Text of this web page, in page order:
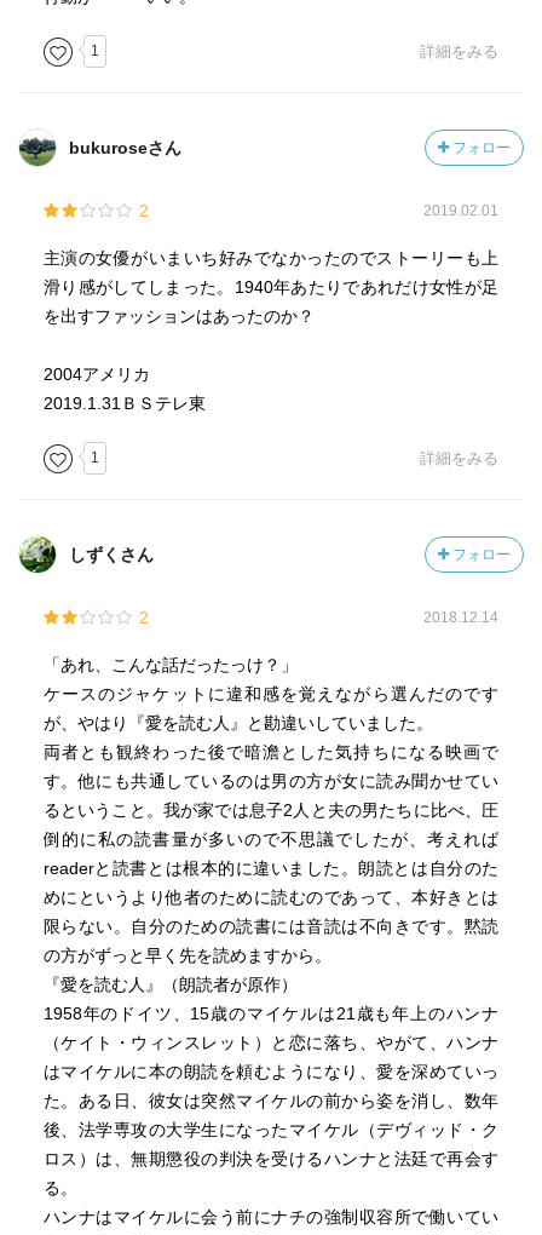
最後の奇跡。
夜中こっそりアリーの病室を尋ねます。
アリーに声を掛けるとアリーは記憶を戻します。
あなたは・・・
私たちの愛が奇跡を起こすと思う？」
「もちろんだ。だからこそ今までも、
君は時々戻って来ただろう。」
微笑み合いキスを交わす二人。
「私もだよ」
寄り添い手を握り眠る二人
「また、会おう」
二人は寄り添い手を握り安らかに眠っていたのでした。
1 詳細をみる
bukuroseさん フォロー
2 2019.02.01
主演の女優がいまいち好みでなかったのでストーリーも上
滑り感がしてしまった。1940年あたりであれだけ女性が足
を出すファッションはあったのか？
2004アメリカ
2019.1.31ＢＳテレ東
1 詳細をみる
しずくさん フォロー
2 2018.12.14
「あれ、こんな話だったっけ？」
ケースのジャケットに違和感を覚えながら選んだのです
が、やはり『愛を読む人』と勘違いしていました。
両者とも観終わった後で暗澹とした気持ちになる映画で
す。他にも共通しているのは男の方が女に読み聞かせてい
るということ。我が家では息子2人と夫の男たちに比べ、圧
倒的に私の読書量が多いので不思議でしたが、考えれば
readerと読書とは根本的に違いました。朗読とは自分のた
めにというより他者のために読むのであって、本好きとは
限らない。自分のための読書には音読は不向きです。黙読
の方がずっと早く先を読めますから。
『愛を読む人』（朗読者が原作）
1958年のドイツ、15歳のマイケルは21歳も年上のハンナ
（ケイト・ウィンスレット）と恋に落ち、やがて、ハンナ
はマイケルに本の朗読を頼むようになり、愛を深めていっ
た。ある日、彼女は突然マイケルの前から姿を消し、数年
後、法学専攻の大学生になったマイケル（デヴィッド・ク
ロス）は、無期懲役の判決を受けるハンナと法廷で再会す
る。
ハンナはマイケルに会う前にナチの強制収容所で働いてい